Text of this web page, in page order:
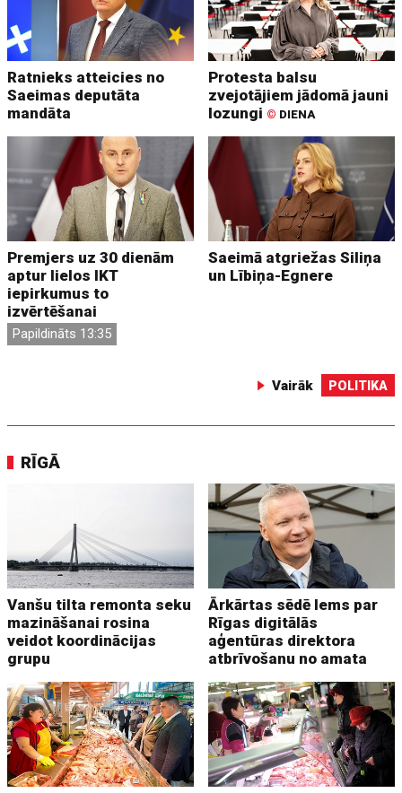
Ratnieks atteicies no
Saeimas deputāta
mandāta
Protesta balsu
zvejotājiem jādomā jauni
lozungi © DIENA
Premjers uz 30 dienām
aptur lielos IKT
iepirkumus to
izvērtēšanai
Papildināts 13:35
Saeimā atgriežas Siliņa
un Lībiņa-Egnere
Vairāk POLITIKA
RĪGĀ
Vanšu tilta remonta seku
mazināšanai rosina
veidot koordinācijas
grupu
Ārkārtas sēdē lems par
Rīgas digitālās
aģentūras direktora
atbrīvošanu no amata